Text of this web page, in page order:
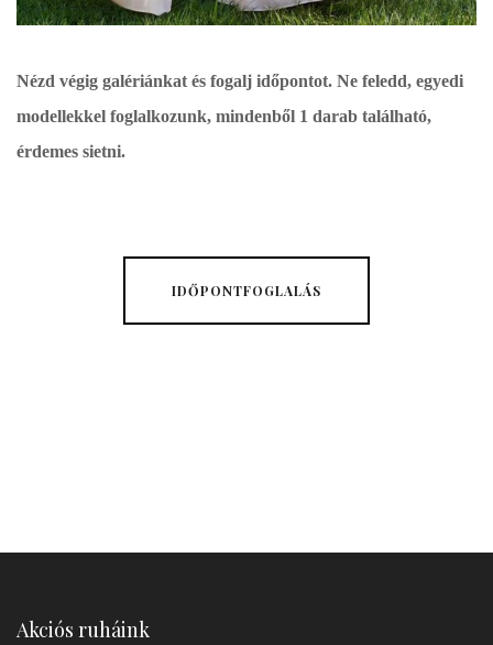
Nézd végig galériánkat és fogalj időpontot. Ne feledd, egyedi
modellekkel foglalkozunk, mindenből 1 darab található,
érdemes sietni.
IDŐPONTFOGLALÁS
Akciós ruháink